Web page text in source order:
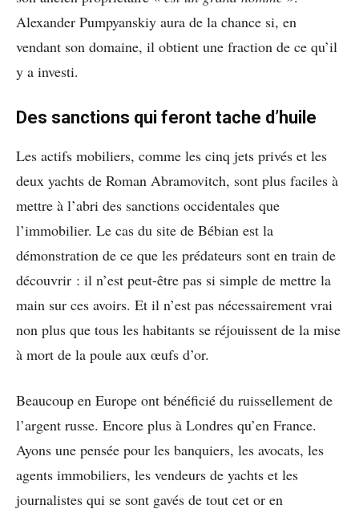
Alexander Pumpyanskiy aura de la chance si, en
vendant son domaine, il obtient une fraction de ce qu’il
y a investi.
Des sanctions qui feront tache d’huile
Les actifs mobiliers, comme les cinq jets privés et les
deux yachts de Roman Abramovitch, sont plus faciles à
mettre à l’abri des sanctions occidentales que
l’immobilier. Le cas du site de Bébian est la
démonstration de ce que les prédateurs sont en train de
découvrir : il n’est peut-être pas si simple de mettre la
main sur ces avoirs. Et il n’est pas nécessairement vrai
non plus que tous les habitants se réjouissent de la mise
à mort de la poule aux œufs d’or.
Beaucoup en Europe ont bénéficié du ruissellement de
l’argent russe. Encore plus à Londres qu’en France.
Ayons une pensée pour les banquiers, les avocats, les
agents immobiliers, les vendeurs de yachts et les
journalistes qui se sont gavés de tout cet or en